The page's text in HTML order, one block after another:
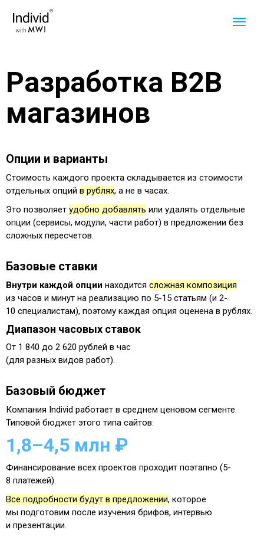
Разработка B2B
магазинов
Опции и варианты
Стоимость каждого проекта складывается из стоимости
отдельных опций в рублях, а не в часах.
Это позволяет удобно добавлять или удалять отдельные
опции (сервисы, модули, части работ) в предложении без
сложных пересчетов.
Базовые ставки
Внутри каждой опции находится сложная композиция
из часов и минут на реализацию по 5-15 статьям (и 2-
10 специалистам), поэтому каждая опция оценена в рублях.
Диапазон часовых ставок
От 1 840 до 2 620 рублей в час
(для разных видов работ).
Базовый бюджет
Компания Individ работает в среднем ценовом сегменте.
Типовой бюджет этого типа сайтов:
1,8–4,5 млн ₽
Финансирование всех проектов проходит поэтапно (5-
8 платежей).
Все подробности будут в предложении, которое
мы подготовим после изучения брифов, интервью
и презентации.